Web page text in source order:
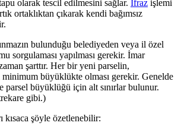
olarak tescil edilmesini sağlar. İfraz işlemi
ortaklıktan çıkarak kendi bağımsız
bulunduğu belediyeden veya il özel
sorgulaması yapılması gerekir. İmar
şarttır. Her bir yeni parselin,
büyüklükte olması gerekir. Genelde
parsel büyüklüğü için alt sınırlar bulunur.
gibi.)
kısaca şöyle özetlenebilir: